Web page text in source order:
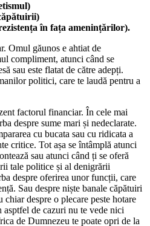
în fața amenințărilor).
Omul găunos e ahtiat de
compliment, atunci când se
sau este flatat de către adepți.
politici, care te laudă pentru a
factorul financiar. În cele mai
despre sume mari și nedeclarate.
cu bucata sau cu ridicata a
critice. Tot așa se întâmplă atunci
sau atunci când ți se oferă
tale politice și al denigrării
despre oferirea unor funcții, care
Sau despre niște banale căpătuiri
despre o plecare peste hotare
de cazuri nu te vede nici
de Dumnezeu te poate opri de la